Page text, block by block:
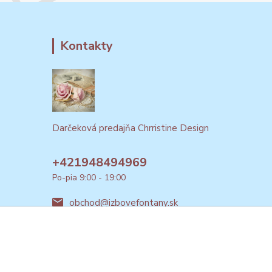
Kontakty
Darčeková predajňa Chrristine Design
+421948494969
Po-pia 9:00 - 19:00
obchod@izbovefontany.sk